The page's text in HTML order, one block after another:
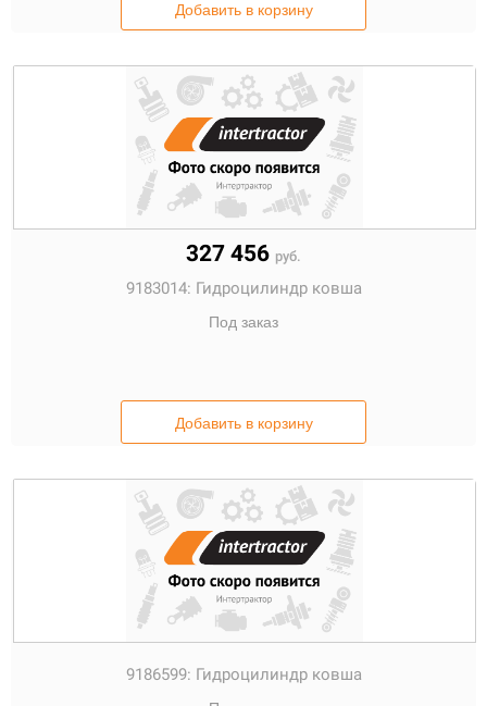
Добавить в корзину
327 456 руб.
9183014: Гидроцилиндр ковша
Под заказ
Добавить в корзину
9186599: Гидроцилиндр ковша